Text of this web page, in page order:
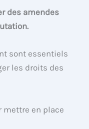
des amendes
sont essentiels
les droits des
en place